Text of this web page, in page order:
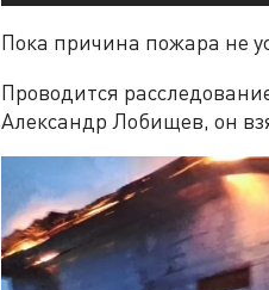
Пока причина пожара не
Проводится
Александр Лобищев, он